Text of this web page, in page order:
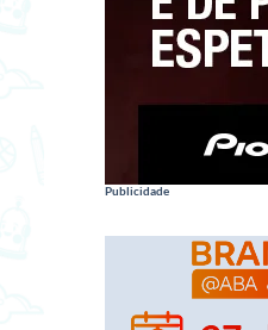
Publicidade